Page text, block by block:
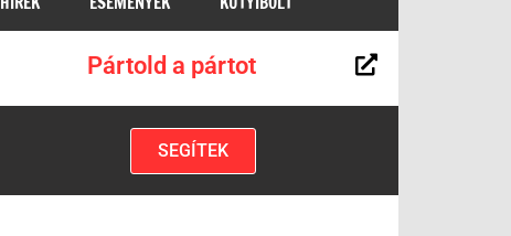
Pártold a pártot
SEGÍTEK